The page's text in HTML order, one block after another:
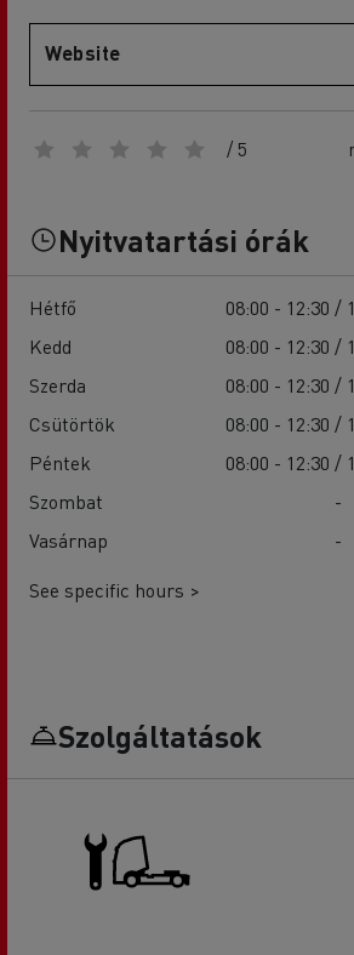
Website
/ 5
Nyitvatartási órák
Hétfő
08:00 - 12:30 /
Kedd
08:00 - 12:30 /
Szerda
08:00 - 12:30 /
Csütörtök
08:00 - 12:30 /
Péntek
08:00 - 12:30 /
Szombat
-
Vasárnap
-
See specific hours >
Szolgáltatások